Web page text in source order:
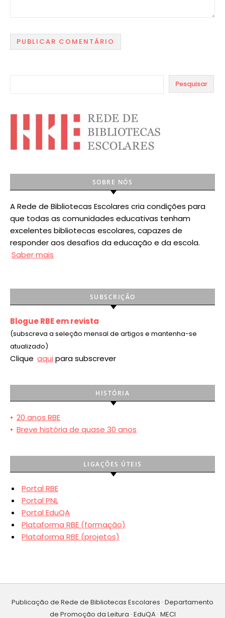
Pesquisar
SOBRE NÓS
A Rede de Bibliotecas Escolares cria condições para
que todas as comunidades educativas tenham
excelentes bibliotecas escolares, capazes de
responder aos desafios da educação e da escola.
Saber mais
SUBSCRIÇÃO
Blogue RBE em revista
(subscreva a seleção mensal de artigos e mantenha-se
atualizado)
Clique aqui para subscrever
HISTÓRIA
• 20 anos RBE
• Breve história de quase 30 anos
LIGAÇÕES ÚTEIS
Portal RBE
Portal PNL
Portal EduQA
Plataforma RBE (formação)
Plataforma RBE (projetos)
Publicação de Rede de Bibliotecas Escolares · Departamento
de Promoção da Leitura · EduQA · MECI